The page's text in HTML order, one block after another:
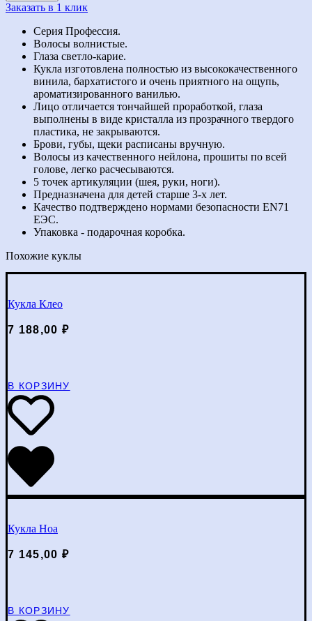
Заказать в 1 клик
Серия Профессия.
Волосы волнистые.
Глаза светло-карие.
Кукла изготовлена полностью из высококачественного
винила, бархатистого и очень приятного на ощупь,
ароматизированного ванилью.
Лицо отличается тончайшей проработкой, глаза
выполнены в виде кристалла из прозрачного твердого
пластика, не закрываются.
Брови, губы, щеки расписаны вручную.
Волосы из качественного нейлона, прошиты по всей
голове, легко расчесываются.
5 точек артикуляции (шея, руки, ноги).
Предназначена для детей старше 3-х лет.
Качество подтверждено нормами безопасности EN71
ЕЭС.
Упаковка - подарочная коробка.
Похожие куклы
Кукла Клео
7 188,00 ₽
В КОРЗИНУ
Кукла Ноа
7 145,00 ₽
В КОРЗИНУ